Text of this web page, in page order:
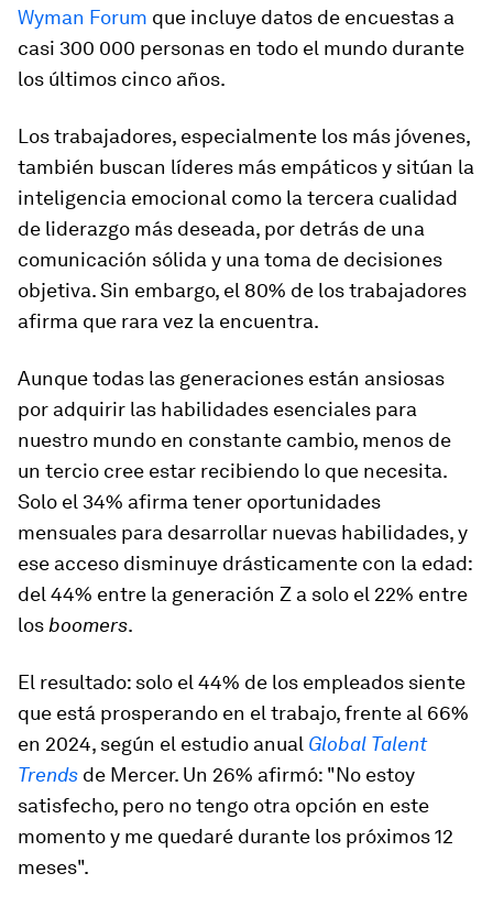
Wyman Forum que incluye datos de encuestas a
casi 300 000 personas en todo el mundo durante
los últimos cinco años.
Los trabajadores, especialmente los más jóvenes,
también buscan líderes más empáticos y sitúan la
inteligencia emocional como la tercera cualidad
de liderazgo más deseada, por detrás de una
comunicación sólida y una toma de decisiones
objetiva. Sin embargo, el 80% de los trabajadores
afirma que rara vez la encuentra.
Aunque todas las generaciones están ansiosas
por adquirir las habilidades esenciales para
nuestro mundo en constante cambio, menos de
un tercio cree estar recibiendo lo que necesita.
Solo el 34% afirma tener oportunidades
mensuales para desarrollar nuevas habilidades, y
ese acceso disminuye drásticamente con la edad:
del 44% entre la generación Z a solo el 22% entre
los boomers.
El resultado: solo el 44% de los empleados siente
que está prosperando en el trabajo, frente al 66%
en 2024, según el estudio anual Global Talent
Trends de Mercer. Un 26% afirmó: "No estoy
satisfecho, pero no tengo otra opción en este
momento y me quedaré durante los próximos 12
meses".